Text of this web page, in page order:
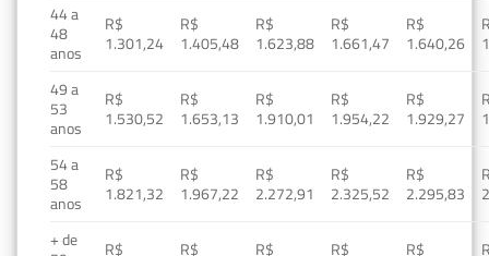
44 a
48
anos
R$
1.301,24
R$
1.405,48
R$
1.623,88
R$
1.661,47
R$
1.640,26
49 a
53
anos
R$
1.530,52
R$
1.653,13
R$
1.910,01
R$
1.954,22
R$
1.929,27
54 a
58
anos
R$
1.821,32
R$
1.967,22
R$
2.272,91
R$
2.325,52
R$
2.295,83
+ de
R$ R$ R$ R$ R$